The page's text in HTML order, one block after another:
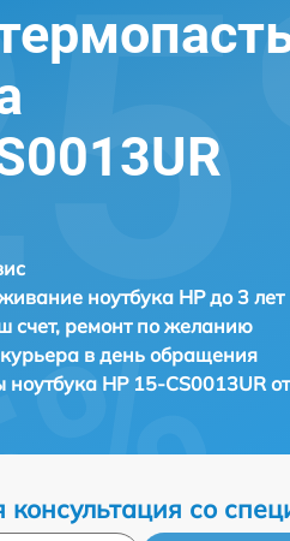
ноутбука HP до 3 лет
счет, ремонт по желанию
в день обращения
ноутбука HP 15-CS0013UR
консультация со